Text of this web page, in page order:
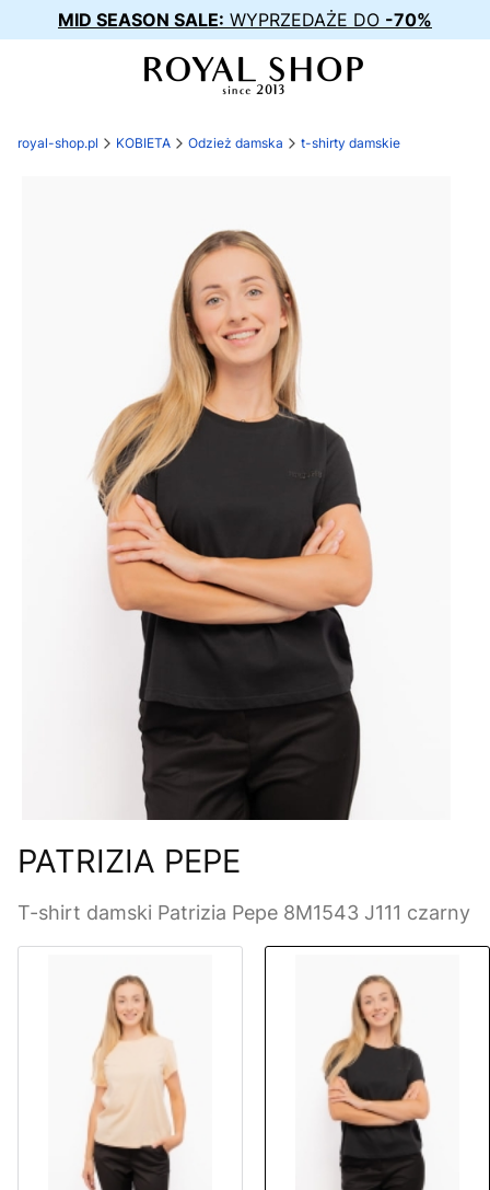
MID SEASON SALE: WYPRZEDAŻE DO -70%
royal-shop.pl KOBIETA Odzież damska t-shirty damskie
PATRIZIA PEPE
T-shirt damski Patrizia Pepe 8M1543 J111 czarny